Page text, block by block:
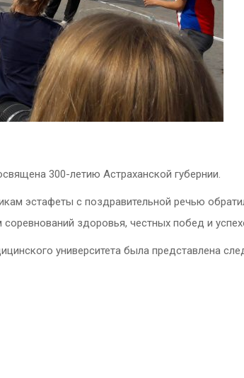
300-летию Астраханской губернии.
эстафеты с поздравительной речью
здоровья, честных побед и
университета была представлена